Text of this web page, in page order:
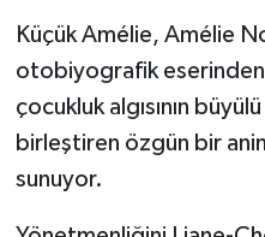
Küçük Amélie, Amélie
otobiyografik eserinden
çocukluk algısının
birleştiren özgün bir
sunuyor.